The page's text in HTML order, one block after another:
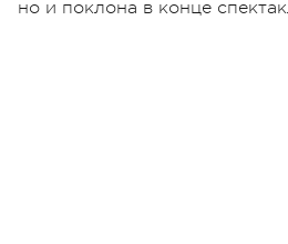
но и поклона в конце